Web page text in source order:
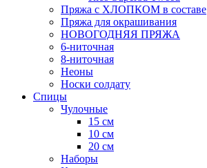
Пряжа с ХЛОПКОМ в составе
Пряжа для окрашивания
НОВОГОДНЯЯ ПРЯЖА
6-ниточная
8-ниточная
Неоны
Носки солдату
Спицы
Чулочные
15 см
10 см
20 см
Наборы